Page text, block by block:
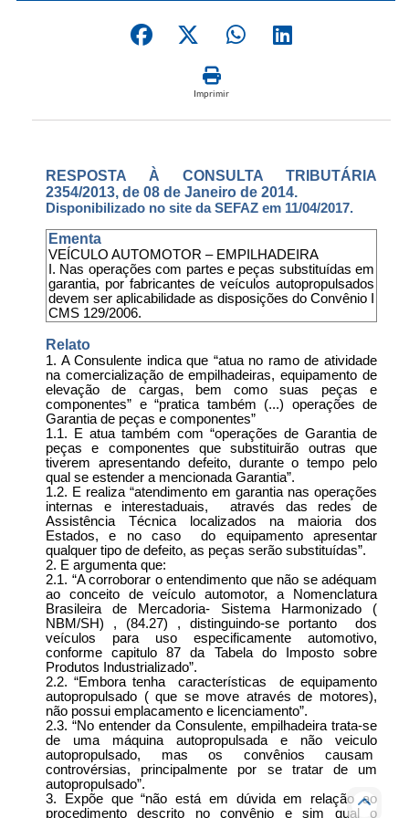
Imprimir
RESPOSTA À CONSULTA TRIBUTÁRIA
2354/2013, de 08 de Janeiro de 2014.
Disponibilizado no site da SEFAZ em 11/04/2017.
Ementa
VEÍCULO AUTOMOTOR – EMPILHADEIRA
I. Nas operações com partes e peças substituídas em
garantia, por fabricantes de veículos autopropulsados
devem ser aplicabilidade as disposições do Convênio I
CMS 129/2006.
Relato
1. A Consulente indica que “atua no ramo de atividade
na comercialização de empilhadeiras, equipamento de
elevação de cargas, bem como suas peças e
componentes” e “pratica também (...) operações de
Garantia de peças e componentes”
1.1. E atua também com “operações de Garantia de
peças e componentes que substituirão outras que
tiverem apresentando defeito, durante o tempo pelo
qual se estender a mencionada Garantia”.
1.2. E realiza “atendimento em garantia nas operações
internas e interestaduais, através das redes de
Assistência Técnica localizados na maioria dos
Estados, e no caso do equipamento apresentar
qualquer tipo de defeito, as peças serão substituídas”.
2. E argumenta que:
2.1. “A corroborar o entendimento que não se adéquam
ao conceito de veículo automotor, a Nomenclatura
Brasileira de Mercadoria- Sistema Harmonizado (
NBM/SH) , (84.27) , distinguindo-se portanto dos
veículos para uso especificamente automotivo,
conforme capitulo 87 da Tabela do Imposto sobre
Produtos Industrializado”.
2.2. “Embora tenha características de equipamento
autopropulsado ( que se move através de motores),
não possui emplacamento e licenciamento”.
2.3. “No entender da Consulente, empilhadeira trata-se
de uma máquina autopropulsada e não veiculo
autopropulsado, mas os convênios causam
controvérsias, principalmente por se tratar de um
autopropulsado”.
3. Expõe que “não está em dúvida em relação ao
procedimento descrito no convênio e sim qual o